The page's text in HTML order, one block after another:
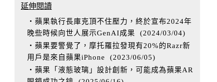
延伸閱讀
‧蘋果執行長庫克頂不住壓力，終於宣布2024年
晚些時候向世人展示GenAI成果
(2024/03/04)
‧蘋果要警覺了，摩托羅拉發現有20%的Razr新
用戶是來自蘋果iPhone
(2023/06/05)
‧蘋果「液態玻璃」設計創新，可能成為蘋果AR